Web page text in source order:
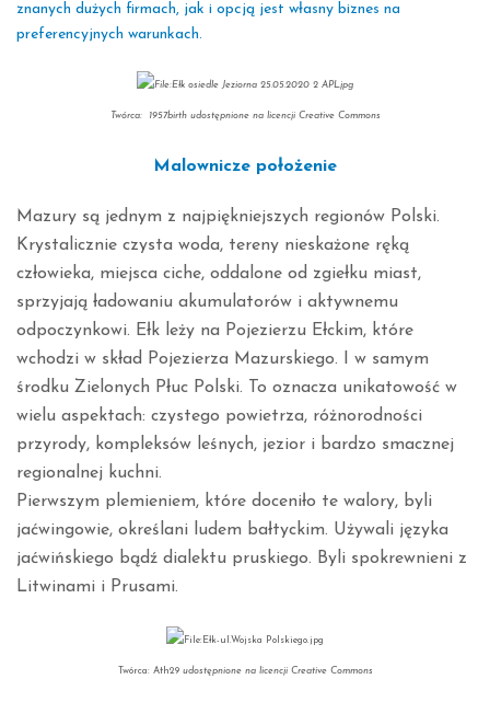
znanych dużych firmach, jak i opcją jest własny biznes na
preferencyjnych warunkach.
Twórca: 1957birth udostępnione na licencji Creative Commons
Malownicze położenie
Mazury są jednym z najpiękniejszych regionów Polski.
Krystalicznie czysta woda, tereny nieskażone ręką
człowieka, miejsca ciche, oddalone od zgiełku miast,
sprzyjają ładowaniu akumulatorów i aktywnemu
odpoczynkowi. Ełk leży na Pojezierzu Ełckim, które
wchodzi w skład Pojezierza Mazurskiego. I w samym
środku Zielonych Płuc Polski. To oznacza unikatowość w
wielu aspektach: czystego powietrza, różnorodności
przyrody, kompleksów leśnych, jezior i bardzo smacznej
regionalnej kuchni.
Pierwszym plemieniem, które doceniło te walory, byli
jaćwingowie, określani ludem bałtyckim. Używali języka
jaćwińskiego bądź dialektu pruskiego. Byli spokrewnieni z
Litwinami i Prusami.
Twórca: Ath29 udostępnione na licencji Creative Commons